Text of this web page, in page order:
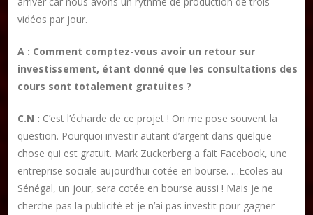
vidéos par jour.
A : Comment comptez-vous avoir un retour sur
investissement, étant donné que les consultations des
cours sont totalement gratuites ?
C.N : C’est l’écharde de ce projet ! On me pose souvent la
question. Pourquoi investir autant d’argent dans quelque
chose qui est gratuit. Mark Zuckerberg a fait Facebook, une
entreprise sociale aujourd’hui cotée en bourse. …Ecoles au
Sénégal, un jour, sera cotée en bourse aussi ! Mais je ne
cherche pas la publicité et je n’ai pas investit pour gagner